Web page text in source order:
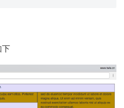
下